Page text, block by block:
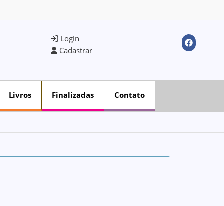
Login
Cadastrar
Livros Finalizadas Contato